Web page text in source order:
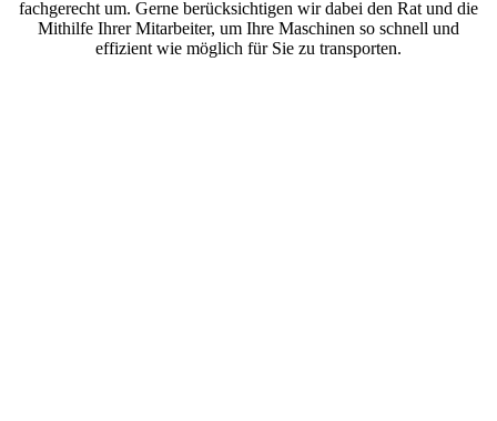
fachgerecht um. Gerne berücksichtigen wir dabei den Rat und die
Mithilfe Ihrer Mitarbeiter, um Ihre Maschinen so schnell und
effizient wie möglich für Sie zu transporten.